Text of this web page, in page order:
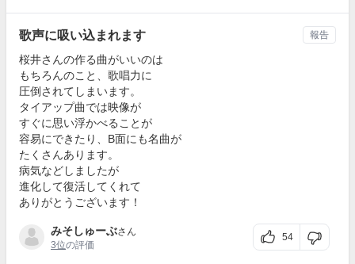
歌声に吸い込まれます
桜井さんの作る曲がいいのは
もちろんのこと、歌唱力に
圧倒されてしまいます。
タイアップ曲では映像が
すぐに思い浮かべることが
容易にできたり、B面にも名曲が
たくさんあります。
病気などしましたが
進化して復活してくれて
ありがとうございます！
みそしゅーぶさん
3位の評価
54
報告